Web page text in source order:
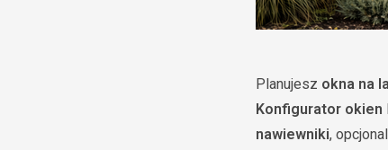
Planujesz okna na
Konfigurator okien
nawiewniki,